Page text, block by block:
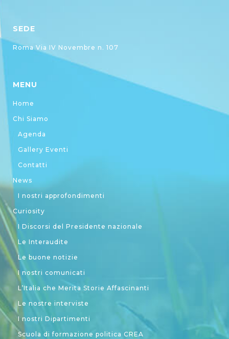
SEDE
Roma Via IV Novembre n. 107
MENU
Home
Chi Siamo
Agenda
Gallery Eventi
Contatti
News
I nostri approfondimenti
Curiosity
I Discorsi del Presidente nazionale
Le Interaudite
Le buone notizie
I nostri comunicati
L’Italia che Merita Storie Affascinanti
Le nostre interviste
I nostri Dipartimenti
Scuola di formazione politica CREA